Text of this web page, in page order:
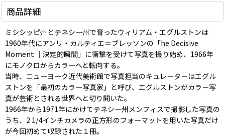
商品詳細
ミシシッピ州とテネシー州で育ったウィリアム・エグルストンは
1960年代にアンリ・カルティエ＝ブレッソンの「he Decisive
Moment ｜決定的瞬間」に衝撃を受けて写真を撮り始め、1966年
にモノクロからカラーへと転向する。
当時、ニューヨーク近代美術館で写真担当のキュレーターはエグル
ストンを「最初のカラー写真家」と呼び、エグルストンがカラー写
真が芸術とされる世界へと切り開いた。
1966年から1971年にかけてテネシー州メンフィスで撮影した写真の
うち、2 1/4インチカメラの正方形のフォーマットを用いた写真だけ
が今回初めて収録された１冊。